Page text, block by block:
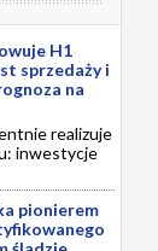
H1
sprzedaży i
na
realizuje
inwestycje
pionierem